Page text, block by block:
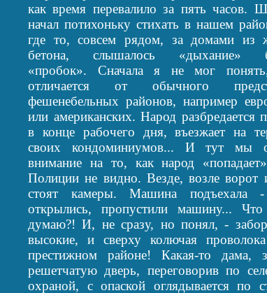
как время перевалило за пять часов.
начал потихоньку стихать в нашем
где то, совсем рядом, за домами из
бетона, слышалось «дыхание»
«пробок». Сначала я не мог
отличается от обычного
фешенебельных районов, например
или американских. Народ разбредается
в конце рабочего дня, въезжает на
своих кондоминиумов... И тут мы
внимание на то, как народ
Полиции не видно. Везде, возле ворот
стоят камеры. Машина подъехала -
открылись, пропустили машину...
думаю?! И, не сразу, но понял, -
высокие, и сверху колючая
престижном районе! Какая-то дама,
решетчатую дверь, переговорив по
охраной, с опаской оглядывается по